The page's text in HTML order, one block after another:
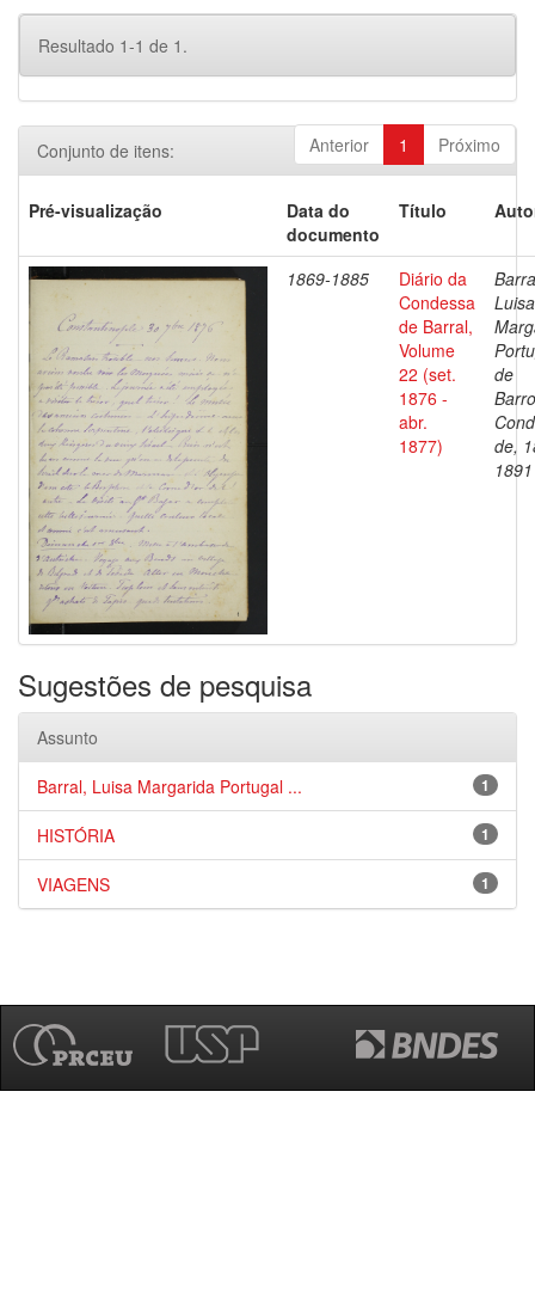
Resultado 1-1 de 1.
Anterior 1 Próximo
Conjunto de itens:
Pré-visualização
Data do
documento
Título
1869-1885
Diário da
Condessa
de Barral,
Volume
22 (set.
1876 -
abr.
1877)
Luisa
de
de,
1891
Sugestões de pesquisa
Assunto
1
Barral, Luisa Margarida Portugal ...
1
HISTÓRIA
1
VIAGENS